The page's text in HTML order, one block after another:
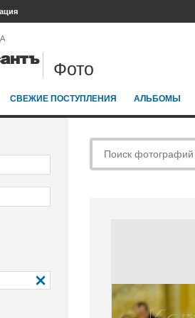
Фото
СВЕЖИЕ ПОСТУПЛЕНИЯ АЛЬБОМЫ